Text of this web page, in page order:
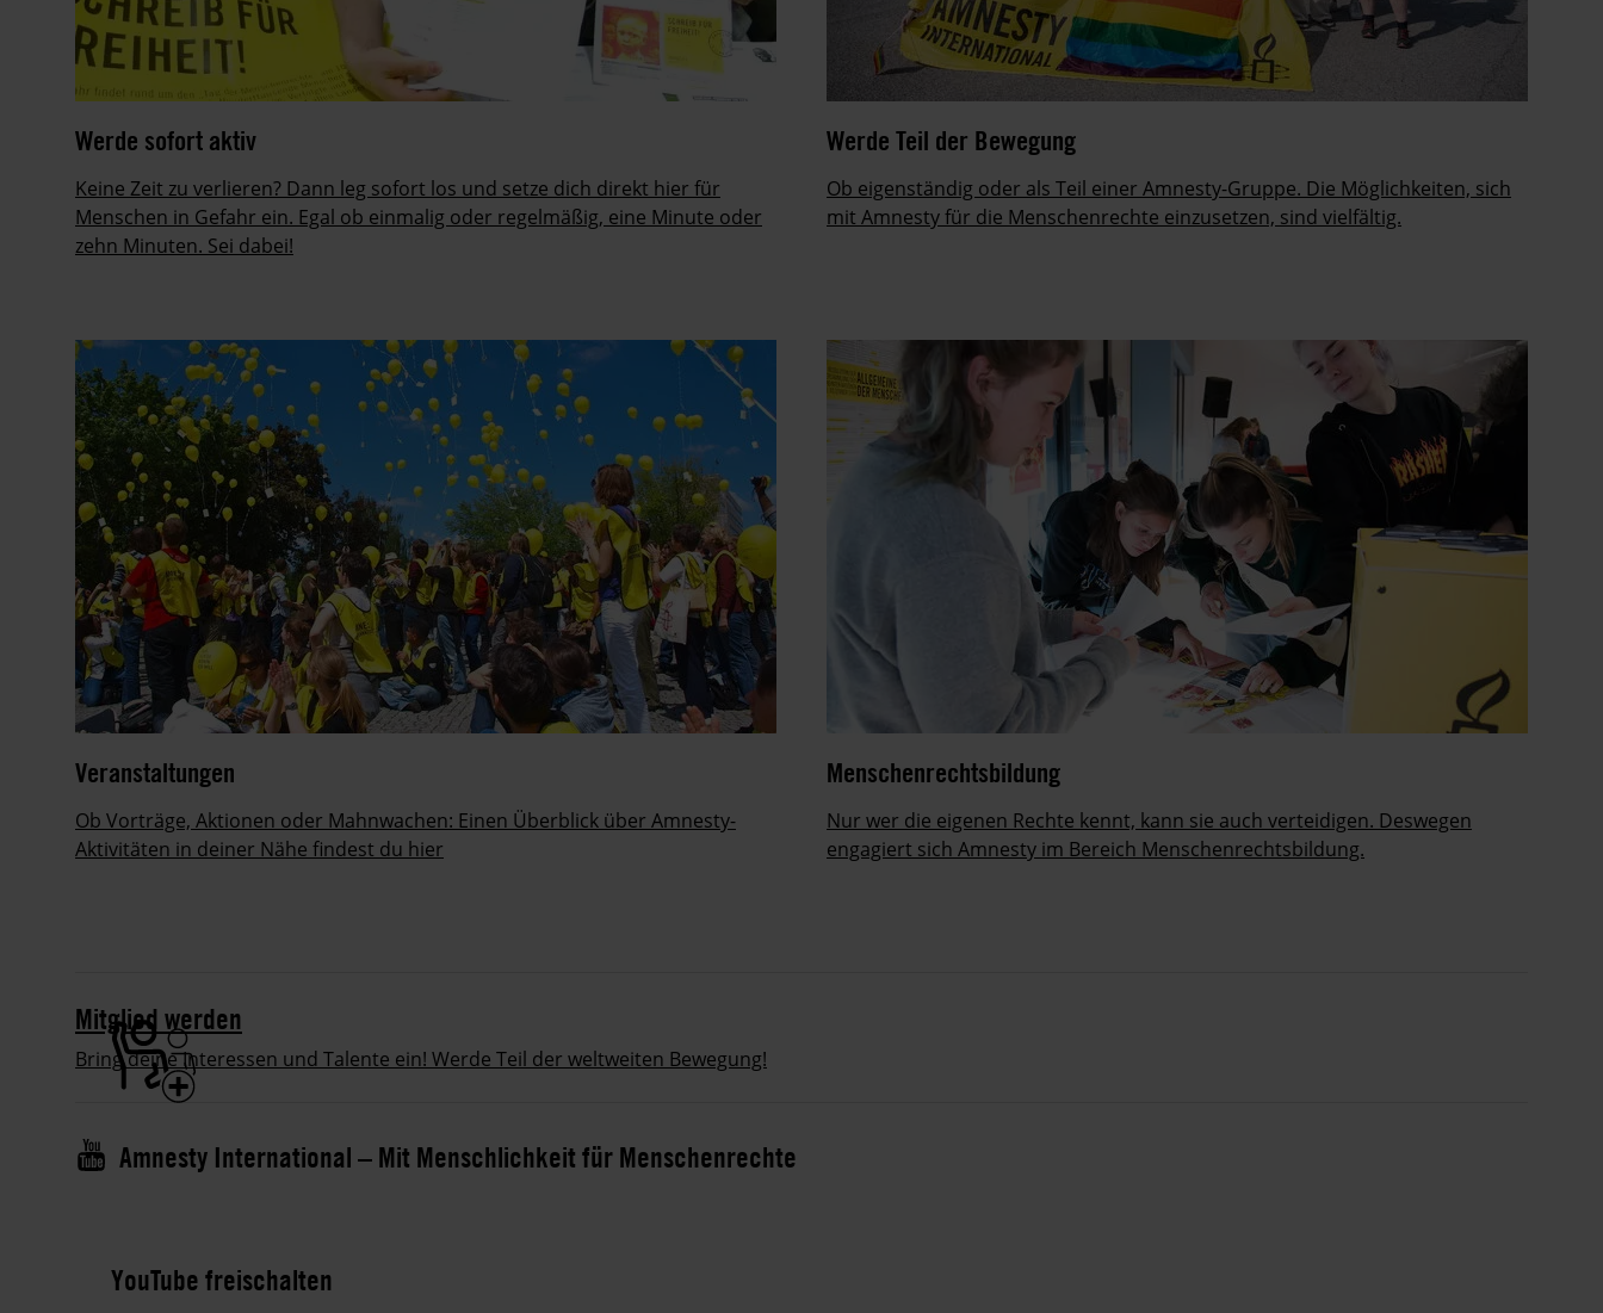
JETZT BESTELLEN!
Werde sofort aktiv
Keine Zeit zu verlieren? Dann leg sofort los und setze dich direkt hier für
Menschen in Gefahr ein. Egal ob einmalig oder regelmäßig, eine Minute oder
zehn Minuten. Sei dabei!
Werde Teil der Bewegung
Ob eigenständig oder als Teil einer Amnesty-Gruppe. Die Möglichkeiten, sich
mit Amnesty für die Menschenrechte einzusetzen, sind vielfältig.
Veranstaltungen
Ob Vorträge, Aktionen oder Mahnwachen: Einen Überblick über Amnesty-
Aktivitäten in deiner Nähe findest du hier
Menschenrechtsbildung
Nur wer die eigenen Rechte kennt, kann sie auch verteidigen. Deswegen
engagiert sich Amnesty im Bereich Menschenrechtsbildung.
Mitglied werden
Bring deine Interessen und Talente ein! Werde Teil der weltweiten Bewegung!
Amnesty International – Mit Menschlichkeit für Menschenrechte
YouTube freischalten